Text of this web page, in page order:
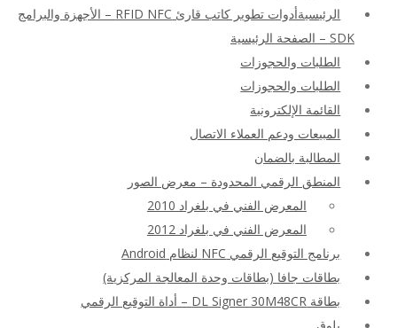
الرئيسيةأدوات تطوير كاتب قارئ RFID NFC – الأجهزة والبرامج
SDK – الصفحة الرئيسية
الطلبات والحجوزات
الطلبات والحجوزات
القائمة الإلكترونية
المبيعات ودعم العملاء الاتصال
المطالبة بالضمان
المنطق الرقمي المحدودة – معرض الصور
المعرض الفني في بلغراد 2010
المعرض الفني في بلغراد 2012
برنامج التوقيع الرقمي NFC لنظام Android
بطاقات جافا (بطاقات وحدة المعالجة المركزية)
بطاقة DL Signer 30M48CR – أداة التوقيع الرقمي